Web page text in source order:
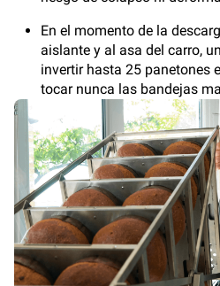
En el momento de la
aislante y al asa del carro,
invertir hasta 25 panetones
tocar nunca las bandejas